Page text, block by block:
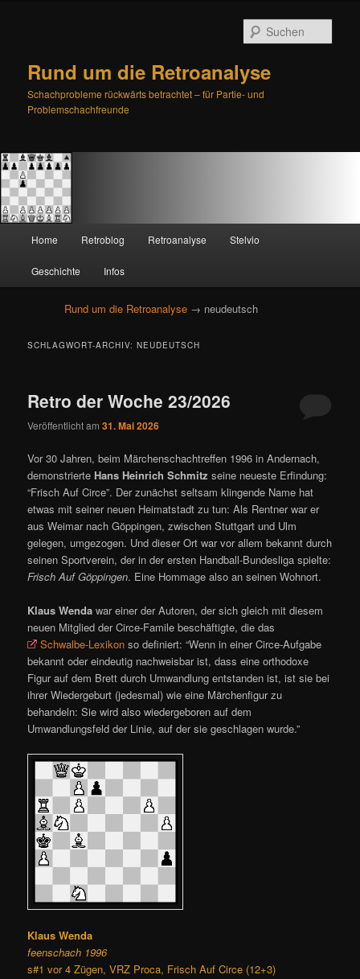
Rund um die Retroanalyse
Schachprobleme rückwärts betrachtet – für Partie- und
Problemschachfreunde
Zum
primären
Inhalt
springen
Zum
sekundären
Inhalt
springen
Home Retroblog Retroanalyse Stelvio
Geschichte Infos
Rund um die Retroanalyse → neudeutsch
SCHLAGWORT-ARCHIV:NEUDEUTSCH
Retro der Woche 23/2026
Veröffentlicht am31. Mai 2026
Vor 30 Jahren, beim Märchenschachtreffen 1996 in Andernach,
demonstrierte Hans Heinrich Schmitz seine neueste Erfindung:
“Frisch Auf Circe”. Der zunächst seltsam klingende Name hat
etwas mit seiner neuen Heimatstadt zu tun: Als Rentner war er
aus Weimar nach Göppingen, zwischen Stuttgart und Ulm
gelegen, umgezogen. Und dieser Ort war vor allem bekannt durch
seinen Sportverein, der in der ersten Handball-Bundesliga spielte:
Frisch Auf Göppingen. Eine Hommage also an seinen Wohnort.
Klaus Wenda war einer der Autoren, der sich gleich mit diesem
neuen Mitglied der Circe-Famile beschäftigte, die das
Schwalbe-Lexikon so definiert: “Wenn in einer Circe-Aufgabe
bekannt oder eindeutig nachweisbar ist, dass eine orthodoxe
Figur auf dem Brett durch Umwandlung entstanden ist, ist sie bei
ihrer Wiedergeburt (jedesmal) wie eine Märchenfigur zu
behandeln: Sie wird also wiedergeboren auf dem
Umwandlungsfeld der Linie, auf der sie geschlagen wurde.”
Klaus Wenda
feenschach 1996
s#1 vor 4 Zügen, VRZ Proca, Frisch Auf Circe (12+3)